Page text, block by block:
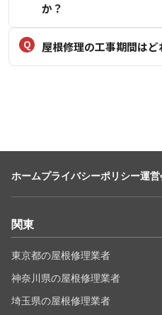
か？
屋根修理の工事期間は
ホームプライバシーポリシー運営
関東
東京都の屋根修理業者
神奈川県の屋根修理業者
埼玉県の屋根修理業者